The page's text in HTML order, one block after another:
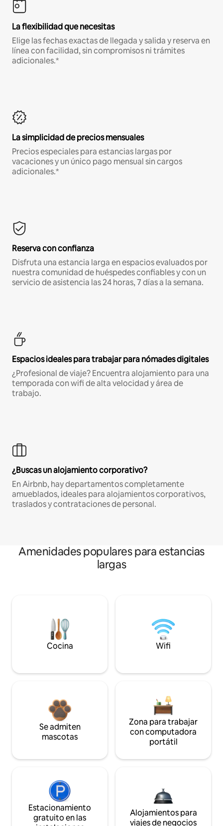
La flexibilidad que necesitas
Elige las fechas exactas de llegada y salida y reserva en
línea con facilidad, sin compromisos ni trámites
adicionales.*
La simplicidad de precios mensuales
Precios especiales para estancias largas por
vacaciones y un único pago mensual sin cargos
adicionales.*
Reserva con confianza
Disfruta una estancia larga en espacios evaluados por
nuestra comunidad de huéspedes confiables y con un
servicio de asistencia las 24 horas, 7 días a la semana.
Espacios ideales para trabajar para nómades digitales
¿Profesional de viaje? Encuentra alojamiento para una
temporada con wifi de alta velocidad y área de
trabajo.
¿Buscas un alojamiento corporativo?
En Airbnb, hay departamentos completamente
amueblados, ideales para alojamientos corporativos,
traslados y contrataciones de personal.
Amenidades populares para estancias
largas
Cocina Wifi
Se admiten
mascotas
Zona para trabajar
con computadora
portátil
Estacionamiento
gratuito en las
Alojamientos para
viajes de negocios